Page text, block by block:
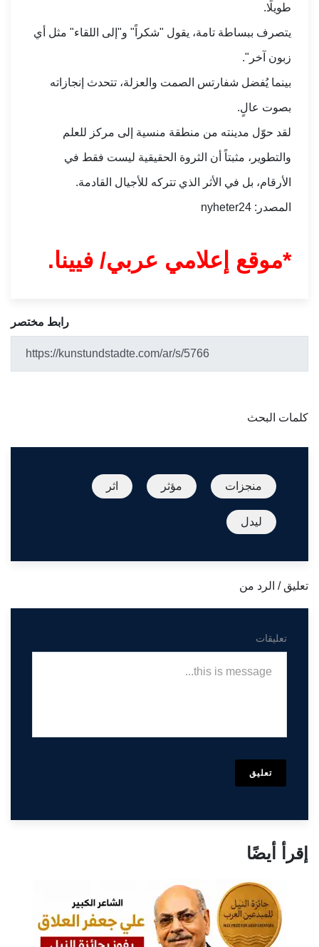
طويلًا.
يتصرف ببساطة تامة، يقول "شكراً" و"إلى اللقاء" مثل أي
زبون آخر".
بينما يُفضل شفارتس الصمت والعزلة، تتحدث إنجازاته
بصوت عالٍ.
لقد حوّل مدينته من منطقة منسية إلى مركز للعلم
والتطوير، مثبتاً أن الثروة الحقيقية ليست فقط في
الأرقام، بل في الأثر الذي تتركه للأجيال القادمة.
المصدر: nyheter24
*موقع إعلامي عربي/ فيينا.
رابط مختصر
كلمات البحث
منجزات مؤثر اثر
ليدل
تعليق / الرد من
تعليقات
تعليق
إقرأ أيضًا